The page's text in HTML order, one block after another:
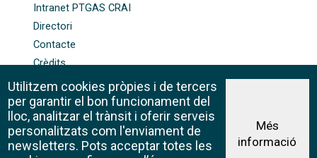
Intranet PTGAS CRAI
Directori
Contacte
Crèdits
Mapa web
Política de galetes
Avís legal
©CRAI Universitat de Barcelona
Utilitzem cookies pròpies i de tercers
per garantir el bon funcionament del
lloc, analitzar el trànsit i oferir serveis
personalitzats com l'enviament de
newsletters. Pots acceptar totes les
Més
informació